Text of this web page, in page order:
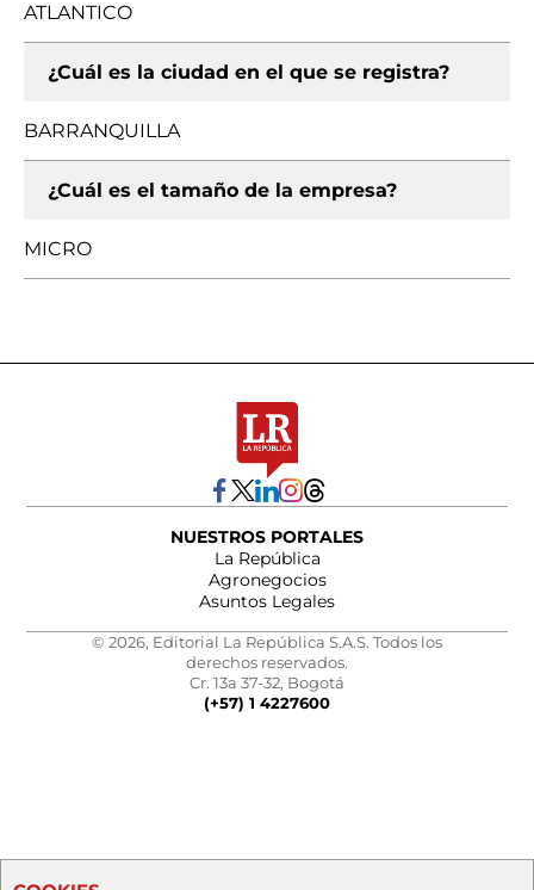
ATLANTICO
¿Cuál es la ciudad en el que se registra?
BARRANQUILLA
¿Cuál es el tamaño de la empresa?
MICRO
NUESTROS PORTALES
La República
Agronegocios
Asuntos Legales
© 2026, Editorial La República S.A.S. Todos los
derechos reservados.
Cr. 13a 37-32, Bogotá
(+57) 1 4227600